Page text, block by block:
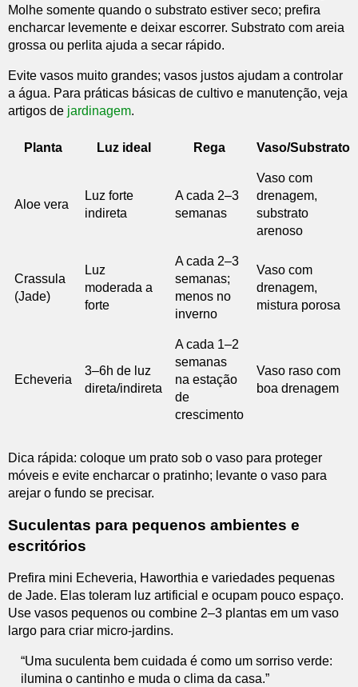
Molhe somente quando o substrato estiver seco; prefira
encharcar levemente e deixar escorrer. Substrato com areia
grossa ou perlita ajuda a secar rápido.
Evite vasos muito grandes; vasos justos ajudam a controlar
a água. Para práticas básicas de cultivo e manutenção, veja
artigos de jardinagem.
Planta Luz ideal Rega Vaso/Substrato
Aloe vera
Luz forte
indireta
A cada 2–3
semanas
Vaso com
drenagem,
substrato
arenoso
Crassula
(Jade)
Luz
moderada a
forte
A cada 2–3
semanas;
menos no
inverno
Vaso com
drenagem,
mistura porosa
Echeveria
3–6h de luz
direta/indireta
A cada 1–2
semanas
na estação
de
crescimento
Vaso raso com
boa drenagem
Dica rápida: coloque um prato sob o vaso para proteger
móveis e evite encharcar o pratinho; levante o vaso para
arejar o fundo se precisar.
Suculentas para pequenos ambientes e
escritórios
Prefira mini Echeveria, Haworthia e variedades pequenas
de Jade. Elas toleram luz artificial e ocupam pouco espaço.
Use vasos pequenos ou combine 2–3 plantas em um vaso
largo para criar micro-jardins.
“Uma suculenta bem cuidada é como um sorriso verde:
ilumina o cantinho e muda o clima da casa.”